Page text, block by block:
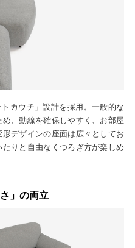
カウチ」設計を採用。一般的な
、動線を確保しやすく、お部屋
デザインの座面は広々としてお
りと自由なくつろぎ方が楽しめ
」の両立